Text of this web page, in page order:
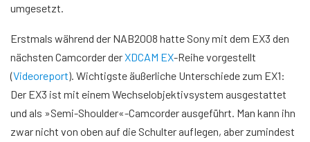
umgesetzt.
Erstmals während der NAB2008 hatte Sony mit dem EX3 den
nächsten Camcorder derXDCAM EX-Reihe vorgestellt
(Videoreport). Wichtigste äußerliche Unterschiede zum EX1:
Der EX3 ist mit einem Wechselobjektivsystem ausgestattet
und als »Semi-Shoulder«-Camcorder ausgeführt. Man kann ihn
zwar nicht von oben auf die Schulter auflegen, aber zumindest